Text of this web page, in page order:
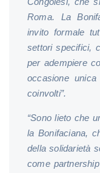
Roma. La
invito formale
settori specifici,
per adempiere
occasione
coinvolti”.
“Sono lieto che
la Bonifaciana,
della solidarietà
come